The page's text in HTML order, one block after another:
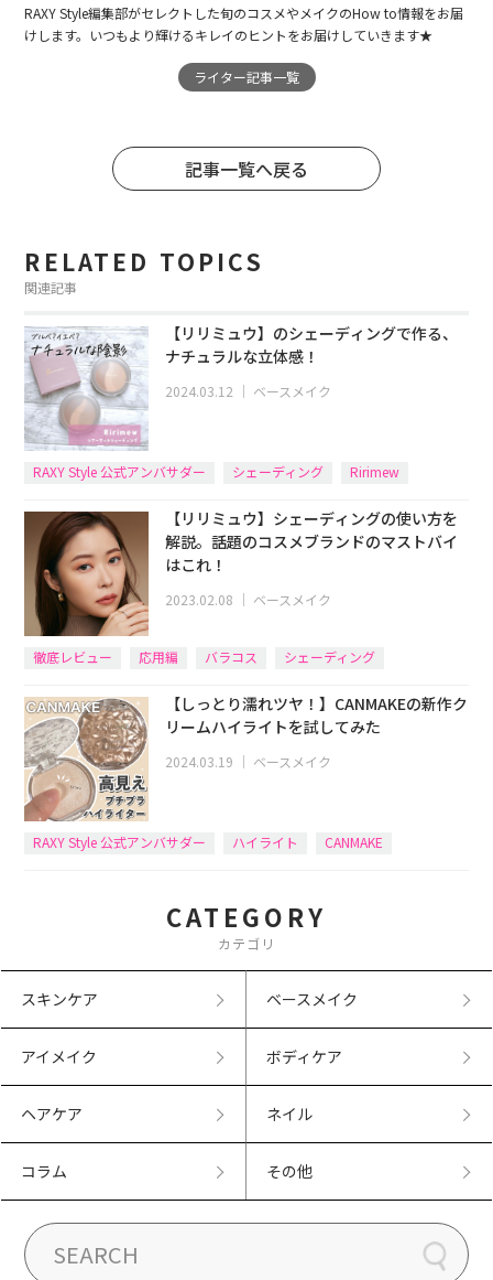
RAXY Style編集部がセレクトした旬のコスメやメイクのHow to情報をお届
けします。いつもより輝けるキレイのヒントをお届けしていきます★
ライター記事一覧
記事一覧へ戻る
RELATED TOPICS
関連記事
【リリミュウ】のシェーディングで作る、
ナチュラルな立体感！
2024.03.12 ｜ ベースメイク
RAXY Style 公式アンバサダー シェーディング Ririmew
【リリミュウ】シェーディングの使い方を
解説。話題のコスメブランドのマストバイ
はこれ！
2023.02.08 ｜ ベースメイク
徹底レビュー 応用編 バラコス シェーディング
【しっとり濡れツヤ！】CANMAKEの新作ク
リームハイライトを試してみた
2024.03.19 ｜ ベースメイク
RAXY Style 公式アンバサダー ハイライト CANMAKE
CATEGORY
カテゴリ
スキンケア ベースメイク
アイメイク ボディケア
ヘアケア ネイル
コラム その他